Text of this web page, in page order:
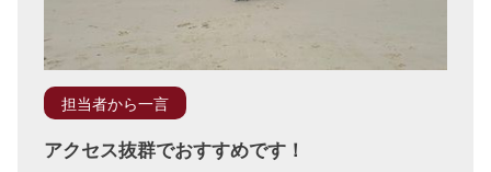
担当者から一言
アクセス抜群でおすすめです！